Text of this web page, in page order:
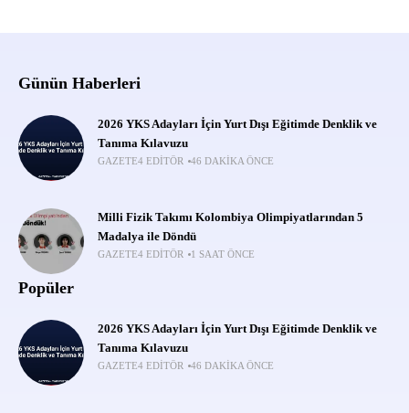
Günün Haberleri
2026 YKS Adayları İçin Yurt Dışı Eğitimde Denklik ve
Tanıma Kılavuzu
GAZETE4 EDITÖR 46 DAKIKA ÖNCE
Milli Fizik Takımı Kolombiya Olimpiyatlarından 5
Madalya ile Döndü
GAZETE4 EDITÖR 1 SAAT ÖNCE
Popüler
2026 YKS Adayları İçin Yurt Dışı Eğitimde Denklik ve
Tanıma Kılavuzu
GAZETE4 EDITÖR 46 DAKIKA ÖNCE